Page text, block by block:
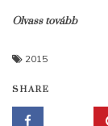
Olvass tovább
2015
SHARE